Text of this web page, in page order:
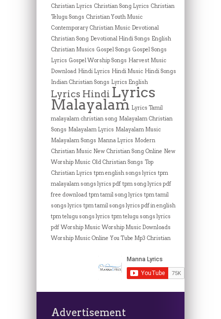
Christian Lyrics Christian Song Lyrics Christian
Telugu Songs Christian Youth Music
Contemporary Christian Music Devotional
Christian Song Devotional Hindi Songs English
Christian Musics Gospel Songs Gospel Songs
Lyrics Gospel Worship Songs Harvest Music
Download Hindi Lyrics Hindi Music Hindi Songs
Indian Christian Songs Lyrics English
Lyrics Hindi Lyrics
Malayalam Lyrics Tamil
malayalam christian song Malayalam Christian
Songs Malayalam Lyrics Malayalam Music
Malayalam Songs Manna Lyrics Modern
Christian Music New Christian Song Online New
Worship Music Old Christian Songs Top
Christian Lyrics tpm english songs lyrics tpm
malayalam songs lyrics pdf tpm song lyrics pdf
free download tpm tamil song lyrics tpm tamil
songs lyrics tpm tamil songs lyrics pdf in english
tpm telugu songs lyrics tpm telugu songs lyrics
pdf Worship Music Worship Music Downloads
Worship Music Online You Tube Mp3 Christian
Advertisement